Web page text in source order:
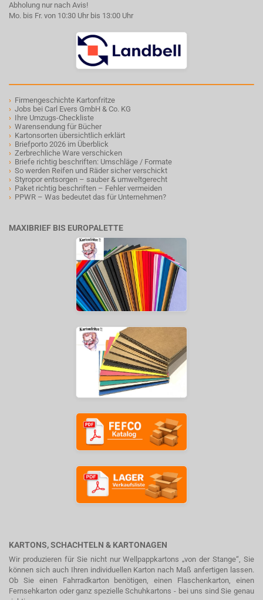
Abholung nur nach Avis!
Mo. bis Fr. von 10:30 Uhr bis 13:00 Uhr
› Firmengeschichte Kartonfritze
› Jobs bei Carl Evers GmbH & Co. KG
› Ihre Umzugs-Checkliste
› Warensendung für Bücher
› Kartonsorten übersichtlich erklärt
› Briefporto 2026 im Überblick
› Zerbrechliche Ware verschicken
› Briefe richtig beschriften: Umschläge / Formate
› So werden Reifen und Räder sicher verschickt
› Styropor entsorgen – sauber & umweltgerecht
› Paket richtig beschriften – Fehler vermeiden
› PPWR – Was bedeutet das für Unternehmen?
MAXIBRIEF BIS EUROPALETTE
KARTONS, SCHACHTELN & KARTONAGEN
Wir produzieren für Sie nicht nur Wellpappkartons „von der Stange“, Sie
können sich auch Ihren individuellen Karton nach Maß anfertigen lassen.
Ob Sie einen Fahrradkarton benötigen, einen Flaschenkarton, einen
Fernsehkarton oder ganz spezielle Schuhkartons - bei uns sind Sie genau